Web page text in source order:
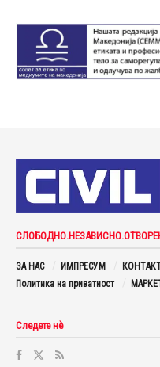
ЗА НАС ИМПРЕСУМ
Политика на приватност
Следете нè